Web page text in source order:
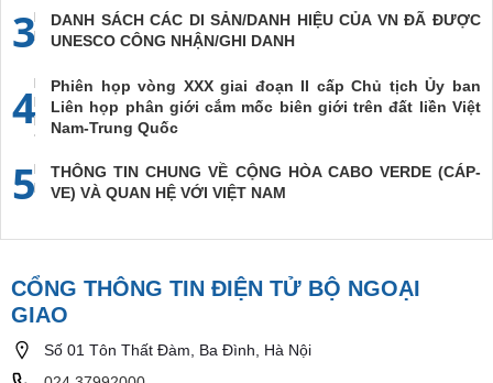
3
DANH SÁCH CÁC DI SẢN/DANH HIỆU CỦA VN ĐÃ ĐƯỢC
UNESCO CÔNG NHẬN/GHI DANH
4
Phiên họp vòng XXX giai đoạn II cấp Chủ tịch Ủy ban
Liên họp phân giới cắm mốc biên giới trên đất liền Việt
Nam-Trung Quốc
5
THÔNG TIN CHUNG VỀ CỘNG HÒA CABO VERDE (CÁP-
VE) VÀ QUAN HỆ VỚI VIỆT NAM
CỔNG THÔNG TIN ĐIỆN TỬ BỘ NGOẠI
GIAO
Số 01 Tôn Thất Đàm, Ba Đình, Hà Nội